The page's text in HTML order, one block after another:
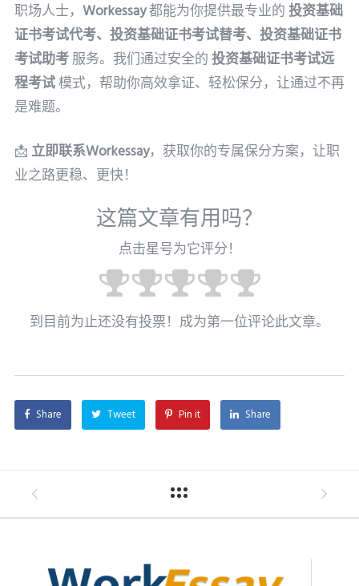
职场人士， Workessay都能为你提供最专业的投资基础
证书考试代考、投资基础证书考试替考、投资基础证书
考试助考服务。我们通过安全的投资基础证书考试远
程考试模式，帮助你高效拿证、轻松保分，让通过不再
是难题。
📩 立即联系Workessay，获取你的专属保分方案，让职
业之路更稳、更快！
这篇文章有用吗？
点击星号为它评分！
到目前为止还没有投票！成为第一位评论此文章。
Share Tweet Pin it Share